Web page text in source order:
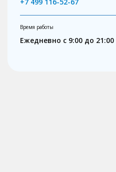
Время работы
Ежедневно с 9:00 до 21:00